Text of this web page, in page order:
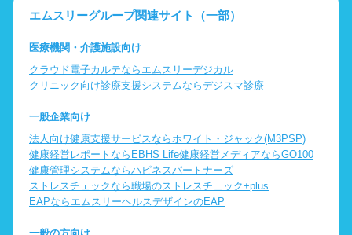
エムスリーグループ関連サイト（一部）
医療機関・介護施設向け
クラウド電子カルテならエムスリーデジカル
クリニック向け診療支援システムならデジスマ診療
一般企業向け
法人向け健康支援サービスならホワイト・ジャック(M3PSP)
健康経営レポートならEBHS Life健康経営メディアならGO100
健康管理システムならハピネスパートナーズ
ストレスチェックなら職場のストレスチェック+plus
EAPならエムスリーヘルスデザインのEAP